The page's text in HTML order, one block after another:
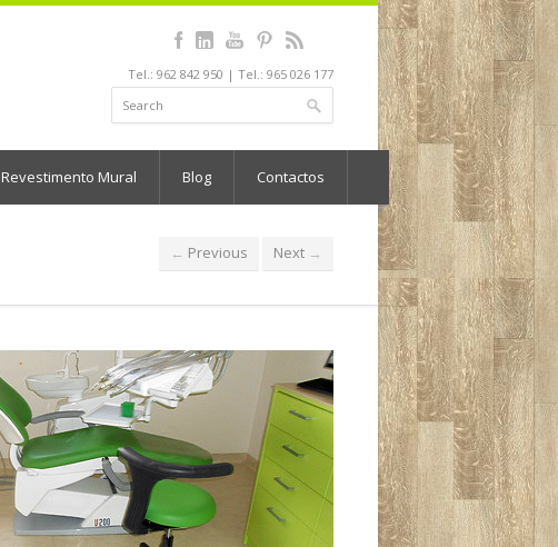
Tel.: 962 842 950 | Tel.: 965 026 177
Revestimento Mural Blog Contactos
← Previous Next →